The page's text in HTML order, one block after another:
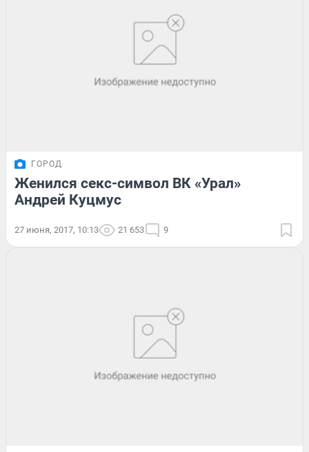
ГОРОД
Женился секс-символ ВК «Урал»
Андрей Куцмус
27 июня, 2017, 10:13 21 653 9